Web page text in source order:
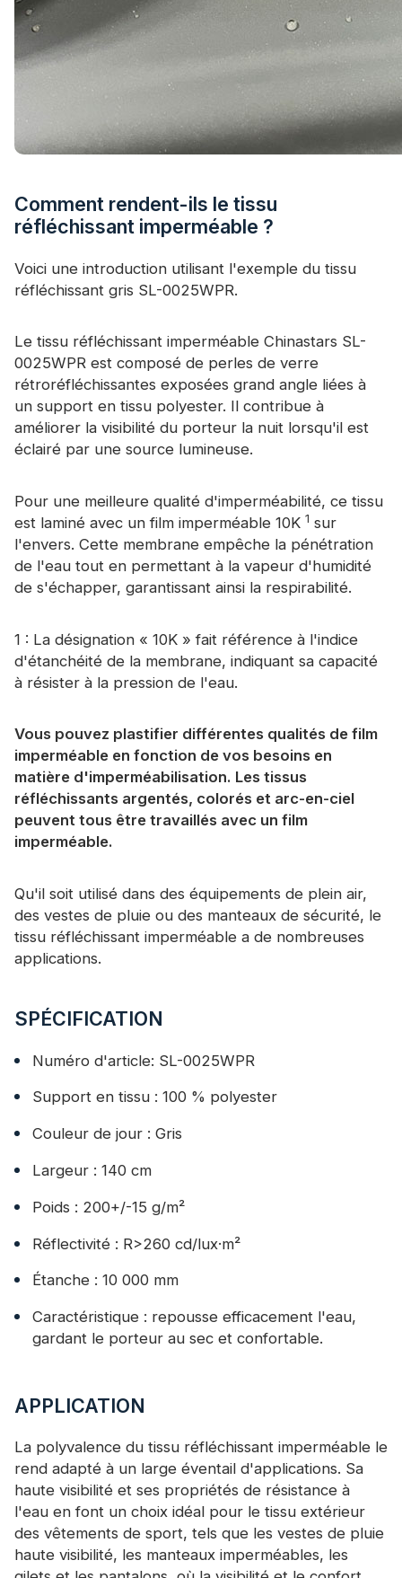
Comment rendent-ils le tissu
réfléchissant imperméable ?
Voici une introduction utilisant l'exemple du tissu
réfléchissant gris SL-0025WPR.
Le tissu réfléchissant imperméable Chinastars SL-
0025WPR est composé de perles de verre
rétroréfléchissantes exposées grand angle liées à
un support en tissu polyester. Il contribue à
améliorer la visibilité du porteur la nuit lorsqu'il est
éclairé par une source lumineuse.
Pour une meilleure qualité d'imperméabilité, ce tissu
est laminé avec un film imperméable 10K 1 sur
l'envers. Cette membrane empêche la pénétration
de l'eau tout en permettant à la vapeur d'humidité
de s'échapper, garantissant ainsi la respirabilité.
1 : La désignation « 10K » fait référence à l'indice
d'étanchéité de la membrane, indiquant sa capacité
à résister à la pression de l'eau.
Vous pouvez plastifier différentes qualités de film
imperméable en fonction de vos besoins en
matière d'imperméabilisation. Les tissus
réfléchissants argentés, colorés et arc-en-ciel
peuvent tous être travaillés avec un film
imperméable.
Qu'il soit utilisé dans des équipements de plein air,
des vestes de pluie ou des manteaux de sécurité, le
tissu réfléchissant imperméable a de nombreuses
applications.
SPÉCIFICATION
Numéro d'article: SL-0025WPR
Support en tissu : 100 % polyester
Couleur de jour : Gris
Largeur : 140 cm
Poids : 200+/-15 g/m²
Réflectivité : R>260 cd/lux·m²
Étanche : 10 000 mm
Caractéristique : repousse efficacement l'eau,
gardant le porteur au sec et confortable.
APPLICATION
La polyvalence du tissu réfléchissant imperméable le
rend adapté à un large éventail d'applications. Sa
haute visibilité et ses propriétés de résistance à
l'eau en font un choix idéal pour le tissu extérieur
des vêtements de sport, tels que les vestes de pluie
haute visibilité, les manteaux imperméables, les